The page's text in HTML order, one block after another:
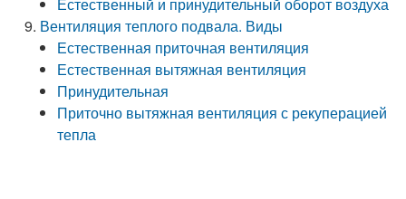
Вентиляция теплого подвала. Виды
Естественная приточная вентиляция
Естественная вытяжная вентиляция
Принудительная
Приточно вытяжная вентиляция с рекуперацией
тепла